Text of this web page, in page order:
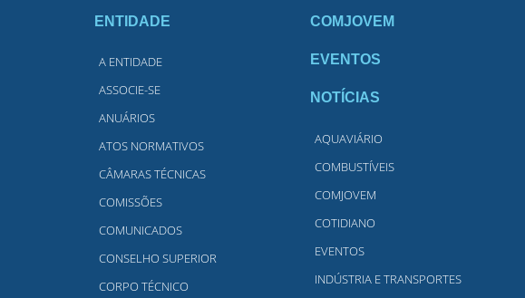
ENTIDADE
A ENTIDADE
ASSOCIE-SE
ANUÁRIOS
ATOS NORMATIVOS
CÂMARAS TÉCNICAS
COMISSÕES
COMUNICADOS
CONSELHO SUPERIOR
CORPO TÉCNICO
COMJOVEM
EVENTOS
NOTÍCIAS
AQUAVIÁRIO
COMBUSTÍVEIS
COMJOVEM
COTIDIANO
EVENTOS
INDÚSTRIA E TRANSPORTES